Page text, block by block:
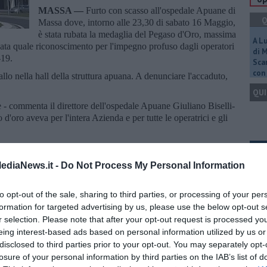
- Do Not Process My Personal Information
opt-out of the sale, sharing to third parties, or processing of your
for targeted advertising by us, please use the below opt-out
selection. Please note that after your opt-out request is processed
interest-based ads based on personal information utilized by us
to third parties prior to your opt-out. You may separately
of your personal information by third parties on the IAB’s list of
MASSA — Furto con scasso all'ospedale Apuane di
Massa dove, intorno alle 23,30 di sabato 16 Maggio,
è stata rubata la medaglia del Pegaso d'Oro, massima
quale riconoscimento per l'impegno profuso dagli operatori
nella hall della struttura apuana. A denunciare l'accaduto,
commenta il direttore dell'ospedale Apuane Giuliano Biselli-
aveva per l'intera Azienda e per tutte le operatrici e gli
a mettere a segno il furto sarebbero state due
"Uno - ricostruisce l'azienda sanitaria- si è rivolto alla
minuti la portinaia ha sentito un colpo provenire dall'atrio, i
la medaglia".
Maria Letizia Casani
: “Siamo profondamente colpiti
della nostra comunità sanitaria. Condivido l'amarezza
ovviamente a nome di tutto il personale di Massa Carrara, che
e l’attaccamento alle nostre strutture sanitarie. Rubare quel
di una stagione di dolore e di straordinaria solidarietà”.
A
di
QUI